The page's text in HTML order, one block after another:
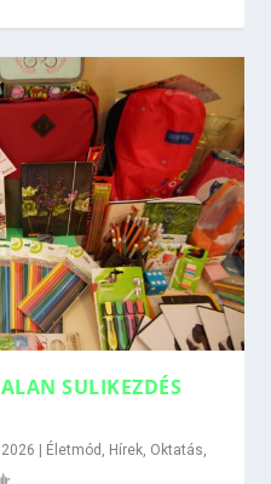
SULIKEZDÉS
| Életmód Hírek Oktatás